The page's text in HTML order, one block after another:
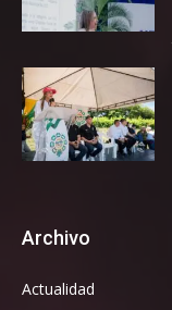
Archivo
Actualidad